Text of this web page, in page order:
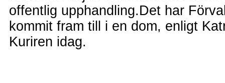
offentlig upphandling.Det har
kommit fram till i en dom, enligt
Kuriren idag.